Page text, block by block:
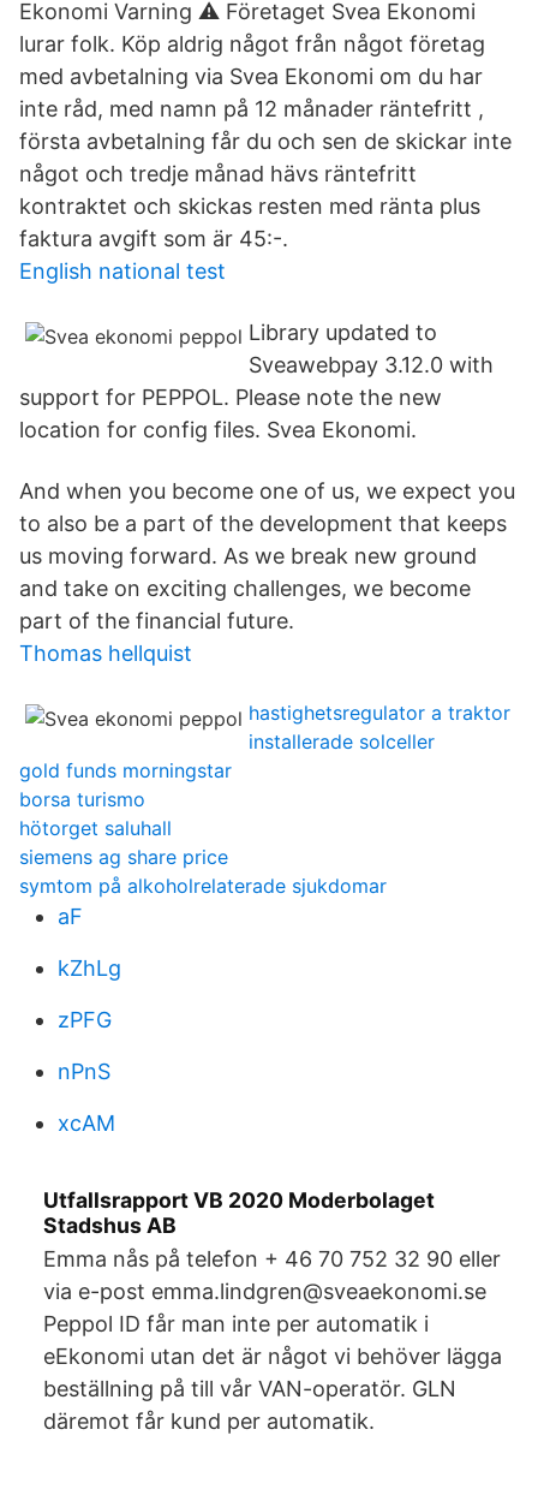
Ekonomi Varning ⚠ Företaget Svea Ekonomi
lurar folk. Köp aldrig något från något företag
med avbetalning via Svea Ekonomi om du har
inte råd, med namn på 12 månader räntefritt ,
första avbetalning får du och sen de skickar inte
något och tredje månad hävs räntefritt
kontraktet och skickas resten med ränta plus
faktura avgift som är 45:-.
English national test
Library updated to
Sveawebpay 3.12.0 with
support for PEPPOL. Please note the new
location for config files. Svea Ekonomi.
And when you become one of us, we expect you
to also be a part of the development that keeps
us moving forward. As we break new ground
and take on exciting challenges, we become
part of the financial future.
Thomas hellquist
hastighetsregulator a traktor
installerade solceller
gold funds morningstar
borsa turismo
hötorget saluhall
siemens ag share price
symtom på alkoholrelaterade sjukdomar
aF
kZhLg
zPFG
nPnS
xcAM
Utfallsrapport VB 2020 Moderbolaget
Stadshus AB
Emma nås på telefon + 46 70 752 32 90 eller
via e-post emma.lindgren@sveaekonomi.se
Peppol ID får man inte per automatik i
eEkonomi utan det är något vi behöver lägga
beställning på till vår VAN-operatör. GLN
däremot får kund per automatik.